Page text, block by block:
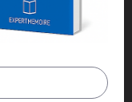
pouvez trouver les
plateformes en
en sciences de
réseaux de médias